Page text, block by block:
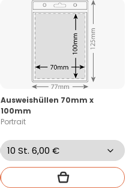
Ausweishüllen 70mm x
100mm
Portrait